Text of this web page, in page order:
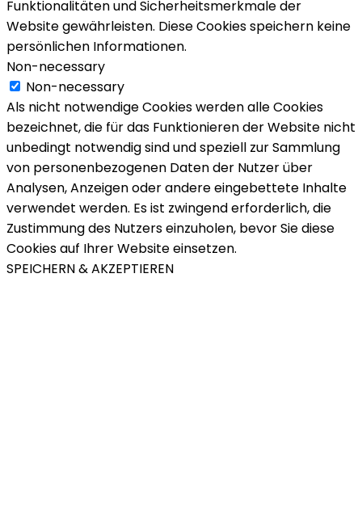
Funktionalitäten und Sicherheitsmerkmale der
Website gewährleisten. Diese Cookies speichern keine
persönlichen Informationen.
Non-necessary
Non-necessary
Als nicht notwendige Cookies werden alle Cookies
bezeichnet, die für das Funktionieren der Website nicht
unbedingt notwendig sind und speziell zur Sammlung
von personenbezogenen Daten der Nutzer über
Analysen, Anzeigen oder andere eingebettete Inhalte
verwendet werden. Es ist zwingend erforderlich, die
Zustimmung des Nutzers einzuholen, bevor Sie diese
Cookies auf Ihrer Website einsetzen.
SPEICHERN & AKZEPTIEREN